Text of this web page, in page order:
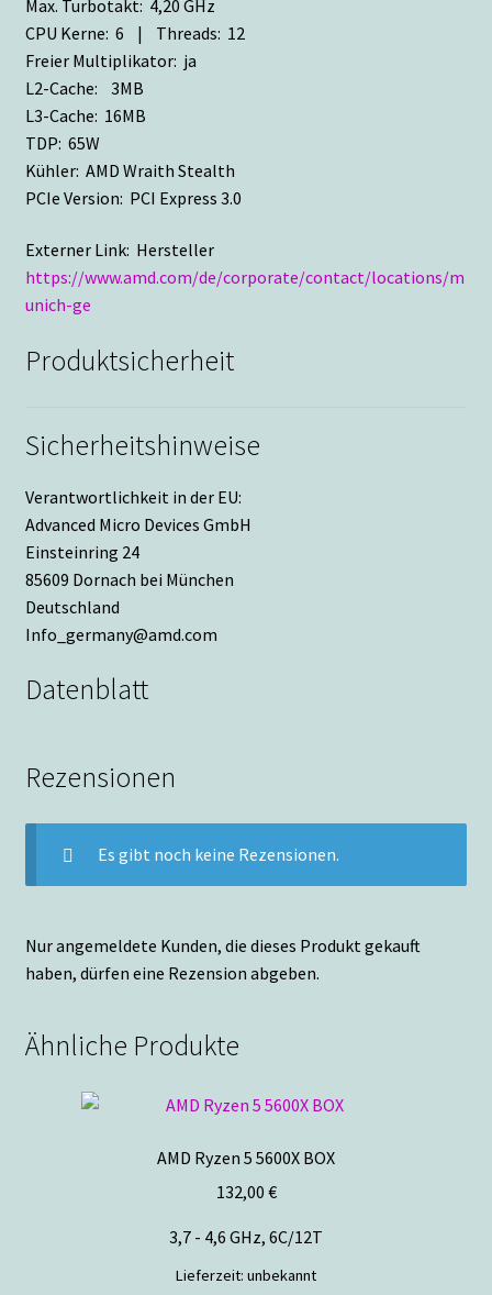
Max. Turbotakt: 4,20 GHz
CPU Kerne: 6 | Threads: 12
Freier Multiplikator: ja
L2-Cache: 3MB
L3-Cache: 16MB
TDP: 65W
Kühler: AMD Wraith Stealth
PCIe Version: PCI Express 3.0
Externer Link: Hersteller
https://www.amd.com/de/corporate/contact/locations/m
unich-ge
Produktsicherheit
Sicherheitshinweise
Verantwortlichkeit in der EU:
Advanced Micro Devices GmbH
Einsteinring 24
85609 Dornach bei München
Deutschland
Info_germany@amd.com
Datenblatt
Rezensionen
Es gibt noch keine Rezensionen.
Nur angemeldete Kunden, die dieses Produkt gekauft
haben, dürfen eine Rezension abgeben.
Ähnliche Produkte
AMD Ryzen 5 5600X BOX
132,00 €
3,7 - 4,6 GHz, 6C/12T
Lieferzeit: unbekannt